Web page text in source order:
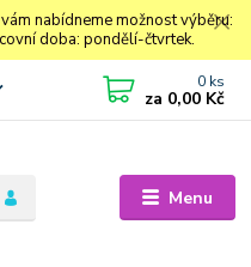
nabídneme možnost výběru:
doba: pondělí-čtvrtek.
Menu
0 ks
za 0,00 Kč